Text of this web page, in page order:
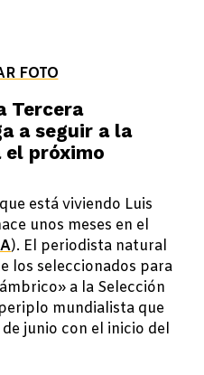
FOTO
Tercera
a seguir a la
el próximo
está viviendo Luis
unos meses en el
). El periodista natural
los seleccionados para
a la Selección
mundialista que
junio con el inicio del